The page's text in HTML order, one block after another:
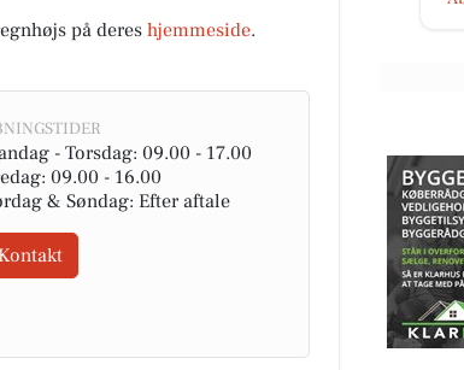
på deres hjemmeside.
- Torsdag: 09.00 - 17.00
09.00 - 16.00
& Søndag: Efter aftale
Kontakt